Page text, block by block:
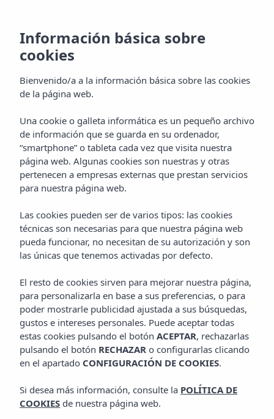
Events by Vibra
Hotel Vibra Algarb
EVENTOS
Sala de reuniones &
bodas
Ubicado en el corazón de Playa d’en Bossa, con
impresionantes vistas a Formentera y Dalt Vila, el Hotel Vibra
Información básica sobre
cookies
Bienvenido/a a la información básica sobre las cookies
de la página web.
Una cookie o galleta informática es un pequeño archivo
de información que se guarda en su ordenador,
“smartphone” o tableta cada vez que visita nuestra
página web. Algunas cookies son nuestras y otras
pertenecen a empresas externas que prestan servicios
para nuestra página web.
Las cookies pueden ser de varios tipos: las cookies
técnicas son necesarias para que nuestra página web
pueda funcionar, no necesitan de su autorización y son
las únicas que tenemos activadas por defecto.
El resto de cookies sirven para mejorar nuestra página,
para personalizarla en base a sus preferencias, o para
poder mostrarle publicidad ajustada a sus búsquedas,
gustos e intereses personales. Puede aceptar todas
estas cookies pulsando el botón ACEPTAR, rechazarlas
pulsando el botón RECHAZAR o configurarlas clicando
en el apartado CONFIGURACIÓN DE COOKIES.
Si desea más información, consulte la POLÍTICA DE
COOKIES de nuestra página web.